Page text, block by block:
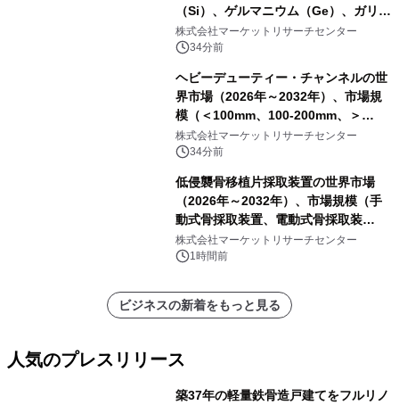
（Si）、ゲルマニウム（Ge）、ガリウ
ムヒ素（GaAs）、炭化ケイ素
（SiC）、窒化ガリウム（GaN））・
株式会社マーケットリサーチセンター
34分前
ヘビーデューティー・チャンネルの世
界市場（2026年～2032年）、市場規
模（＜100mm、100-200mm、＞
200mm）・分析レポートを発表
株式会社マーケットリサーチセンター
34分前
低侵襲骨移植片採取装置の世界市場
（2026年～2032年）、市場規模（手
動式骨採取装置、電動式骨採取装
置）・分析レポートを発表
株式会社マーケットリサーチセンター
1時間前
ビジネスの新着をもっと見る
人気のプレスリリース
築37年の軽量鉄骨造戸建てをフルリノ